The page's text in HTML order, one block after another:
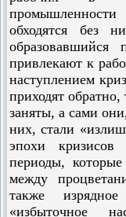
обходятся без
образовавшийся
привлекают к
наступлением
приходят
заняты, а сами
них, стали
эпохи
периоды,
между
также
«избыточное